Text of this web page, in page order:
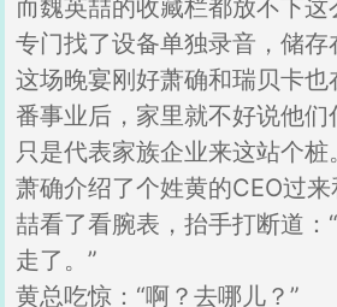
而魏英喆的收藏栏都放不下
专门找了设备单独录音，储存
这场晚宴刚好萧确和瑞贝卡
番事业后，家里就不好说他们
只是代表家族企业来这站个桩
萧确介绍了个姓黄的CEO过
喆看了看腕表，抬手打断道：
走了。”
黄总吃惊：“啊？去哪儿？”